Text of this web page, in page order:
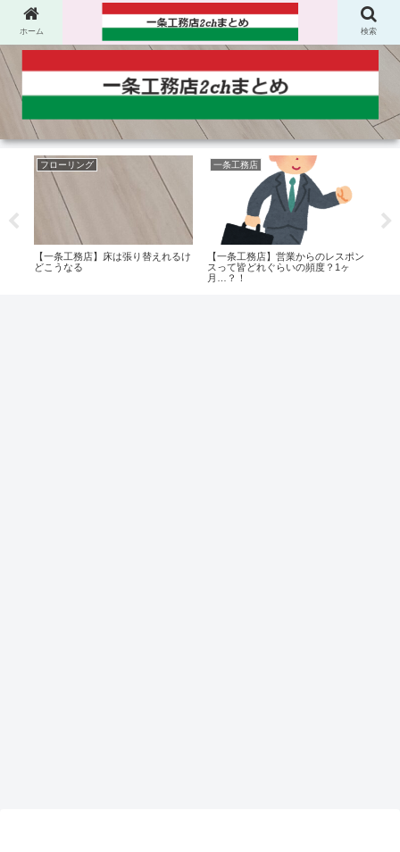
フローリング
【一条工務店】床は張り替えれるけ
どこうなる
一条工務店
【一条工務店】営業からのレスポン
スって皆どれぐらいの頻度？1ヶ
月…？！
ホーム 検索